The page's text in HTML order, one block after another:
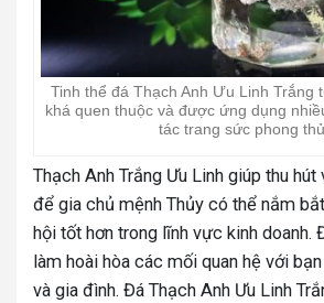
Tinh thể đá Thạch Anh Ưu Linh Trắng
khá quen thuộc và được ứng dụng
tác trang sức phong
Thạch Anh Trắng Ưu Linh giúp thu
để gia chủ mệnh Thủy có thể nắm
hội tốt hơn trong lĩnh vực kinh doanh.
làm hoài hòa các mối quan hệ với
và gia đình. Đá Thạch Anh Ưu Linh